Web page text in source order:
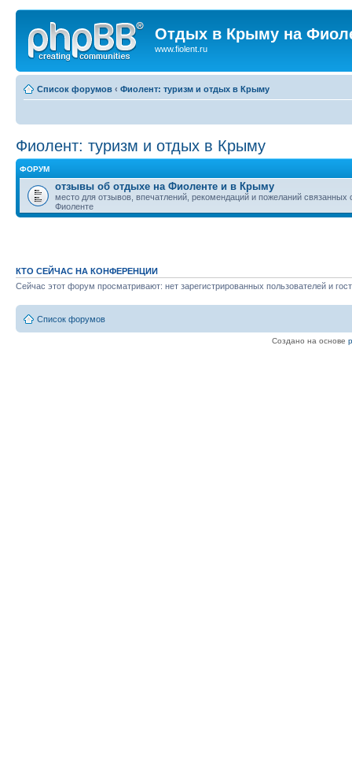
Отдых в Крыму на
www.fiolent.ru
Список форумов ‹ Фиолент: туризм и отдых в Крыму
Фиолент: туризм и отдых в Крыму
ФОРУМ
отзывы об отдыхе на Фиоленте и в Крыму
место для отзывов, впечатлений, рекомендаций и пожеланий связанных
Фиоленте
КТО СЕЙЧАС НА КОНФЕРЕНЦИИ
Сейчас этот форум просматривают: нет зарегистрированных пользователей и
Список форумов
Создано на основе